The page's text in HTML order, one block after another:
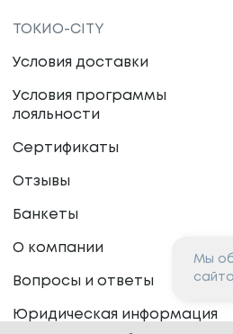
ТОКИО-CITY
Условия доставки
Условия программы
лояльности
Сертификаты
Отзывы
Банкеты
О компании
Вопросы и ответы
Юридическая информация
Мы